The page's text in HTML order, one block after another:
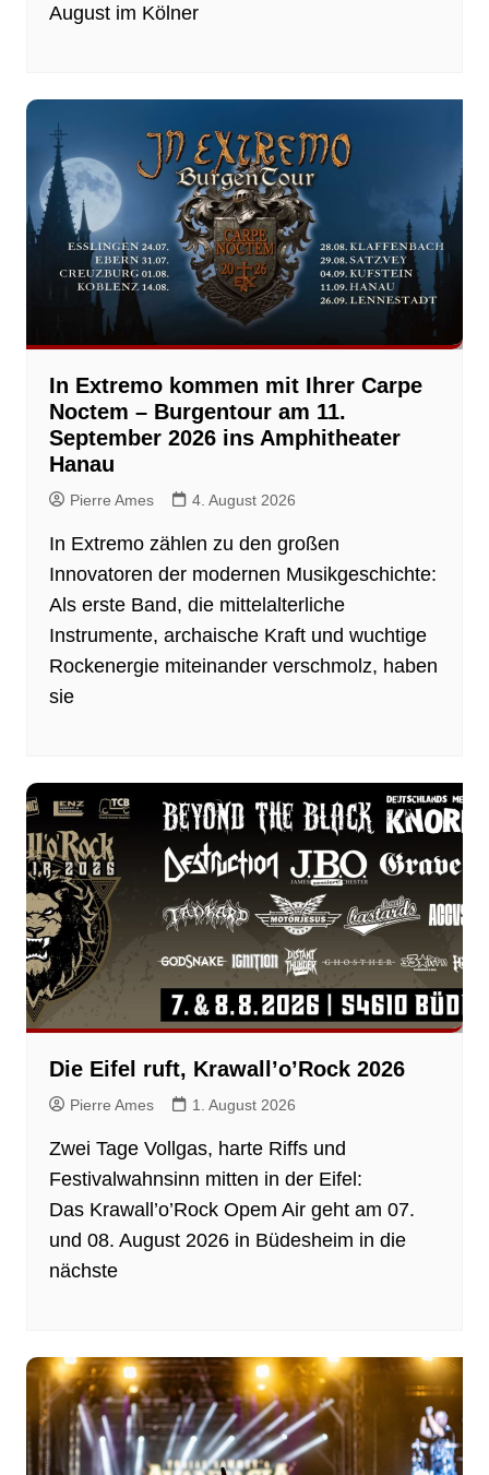
August im Kölner
In Extremo kommen mit Ihrer Carpe
Noctem – Burgentour am 11.
September 2026 ins Amphitheater
Hanau
Pierre Ames 4. August 2026
In Extremo zählen zu den großen
Innovatoren der modernen Musikgeschichte:
Als erste Band, die mittelalterliche
Instrumente, archaische Kraft und wuchtige
Rockenergie miteinander verschmolz, haben
sie
Die Eifel ruft, Krawall’o’Rock 2026
Pierre Ames 1. August 2026
Zwei Tage Vollgas, harte Riffs und
Festivalwahnsinn mitten in der Eifel:
Das Krawall’o’Rock Opem Air geht am 07.
und 08. August 2026 in Büdesheim in die
nächste